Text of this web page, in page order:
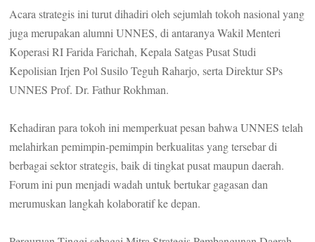
Acara strategis ini turut dihadiri oleh sejumlah tokoh nasional yang
juga merupakan alumni UNNES, di antaranya Wakil Menteri
Koperasi RI Farida Farichah, Kepala Satgas Pusat Studi
Kepolisian Irjen Pol Susilo Teguh Raharjo, serta Direktur SPs
UNNES Prof. Dr. Fathur Rokhman.
Kehadiran para tokoh ini memperkuat pesan bahwa UNNES telah
melahirkan pemimpin-pemimpin berkualitas yang tersebar di
berbagai sektor strategis, baik di tingkat pusat maupun daerah.
Forum ini pun menjadi wadah untuk bertukar gagasan dan
merumuskan langkah kolaboratif ke depan.